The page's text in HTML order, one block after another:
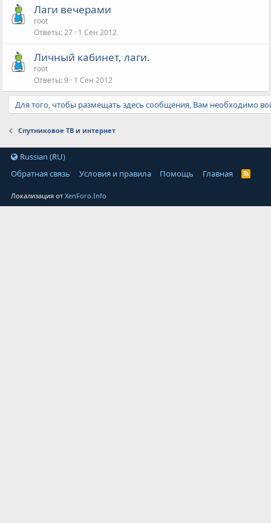
Лаги вечерами
root
Ответы 27 1 Сен 2012
Личный кабинет, лаги.
root
Ответы 9 1 Сен 2012
Для того, чтобы размещать здесь сообщения, Вам необходимо
Спутниковое ТВ и интернет
Russian (RU)
Обратная связь
Условия и правила Помощь Главная
Локализация отXenForo.Info